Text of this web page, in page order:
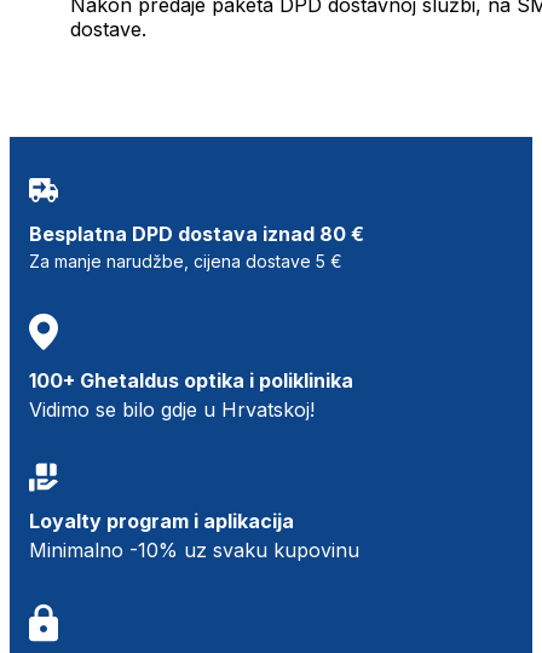
dostave.
Besplatna DPD dostava iznad 80 €
Za manje narudžbe, cijena dostave 5 €
100+ Ghetaldus optika i poliklinika
Vidimo se bilo gdje u Hrvatskoj!
Loyalty program i aplikacija
Minimalno -10% uz svaku kupovinu